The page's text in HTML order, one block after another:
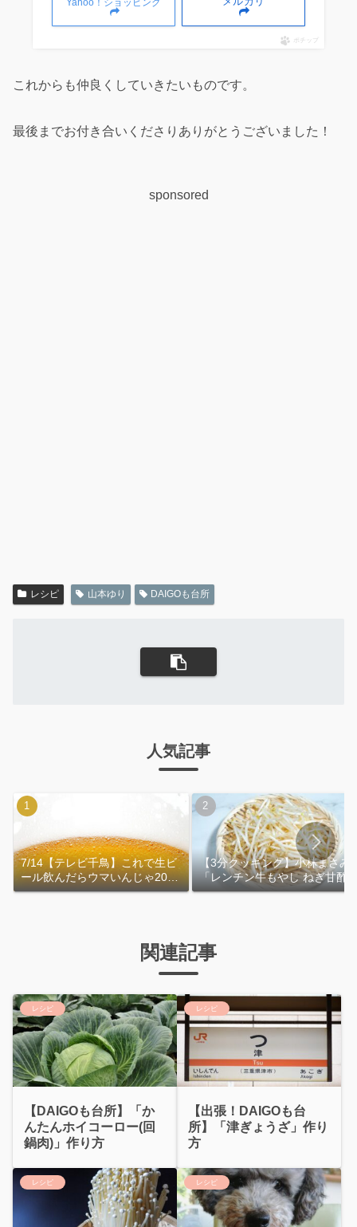
ポチップ
これからも仲良くしていきたいものです。
最後までお付き合いくださりありがとうございました！
sponsored
レシピ 山本ゆり DAIGOも台所
人気記事
7/14【テレビ千鳥】これで生ビ
ール飲んだらウマいんじゃ2026
｜おおよその作り方
【3分クッキング】小林まさみ
「レンチン牛もやし ねぎ甘酢
れ」作り方
関連記事
レシピ
【DAIGOも台所】「か
んたんホイコーロー(回
鍋肉)」作り方
レシピ
【出張！DAIGOも台
所】「津ぎょうざ」作り
方
レシピ レシピ